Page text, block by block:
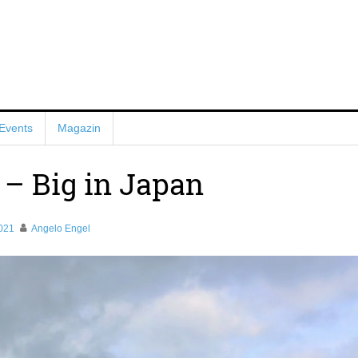
Events Magazin
Big in Japan
Angelo Engel